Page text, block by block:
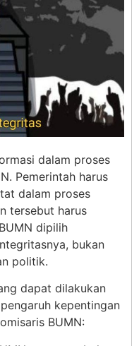
dalam proses
Pemerintah harus
dalam proses
tersebut harus
dipilih
bukan
politik.
dapat dilakukan
kepentingan
BUMN: